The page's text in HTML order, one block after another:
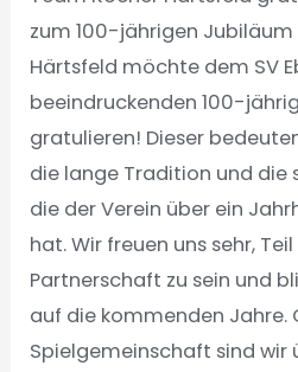
zum 100-jährigen Jubiläum
Härtsfeld möchte dem SV
beeindruckenden 100-
gratulieren! Dieser
die lange Tradition und die
die der Verein über ein
hat. Wir freuen uns sehr,
Partnerschaft zu sein und
auf die kommenden
Spielgemeinschaft sind wir